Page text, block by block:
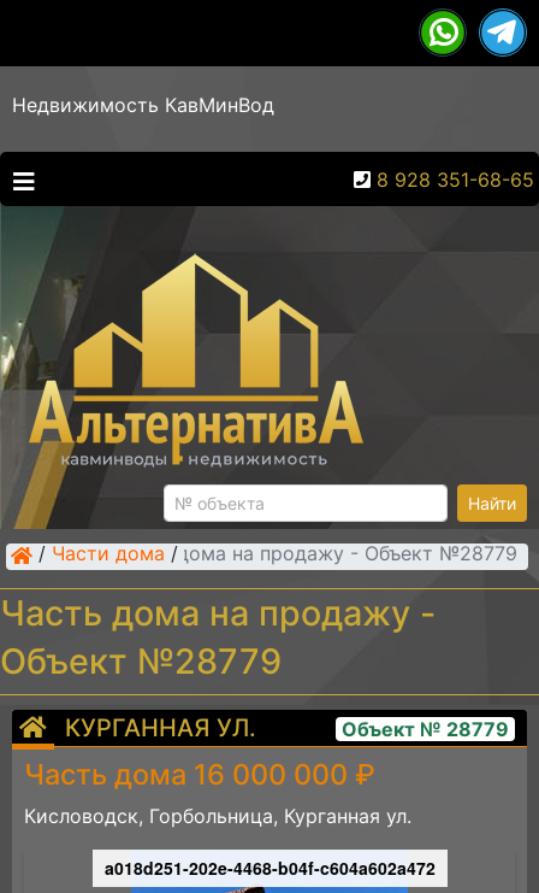
Недвижимость КавМинВод
8 928 351-68-65
Найти
/ Части дома /
Часть дома на продажу - Объект №28779
Часть дома на продажу -
Объект №28779
КУРГАННАЯ УЛ. Объект № 28779
Часть дома 16 000 000 ₽
Кисловодск, Горбольница, Курганная ул.
a018d251-202e-4468-b04f-c604a602a472